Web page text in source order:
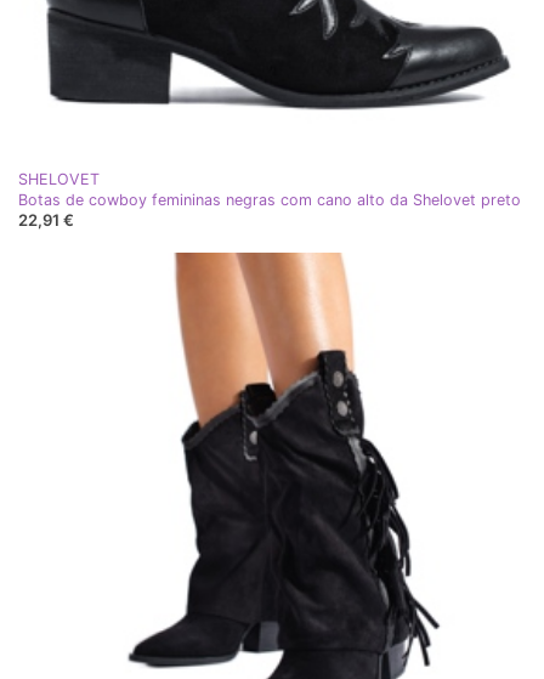
SHELOVET
Botas de cowboy femininas negras com cano alto da Shelovet preto
22,91 €